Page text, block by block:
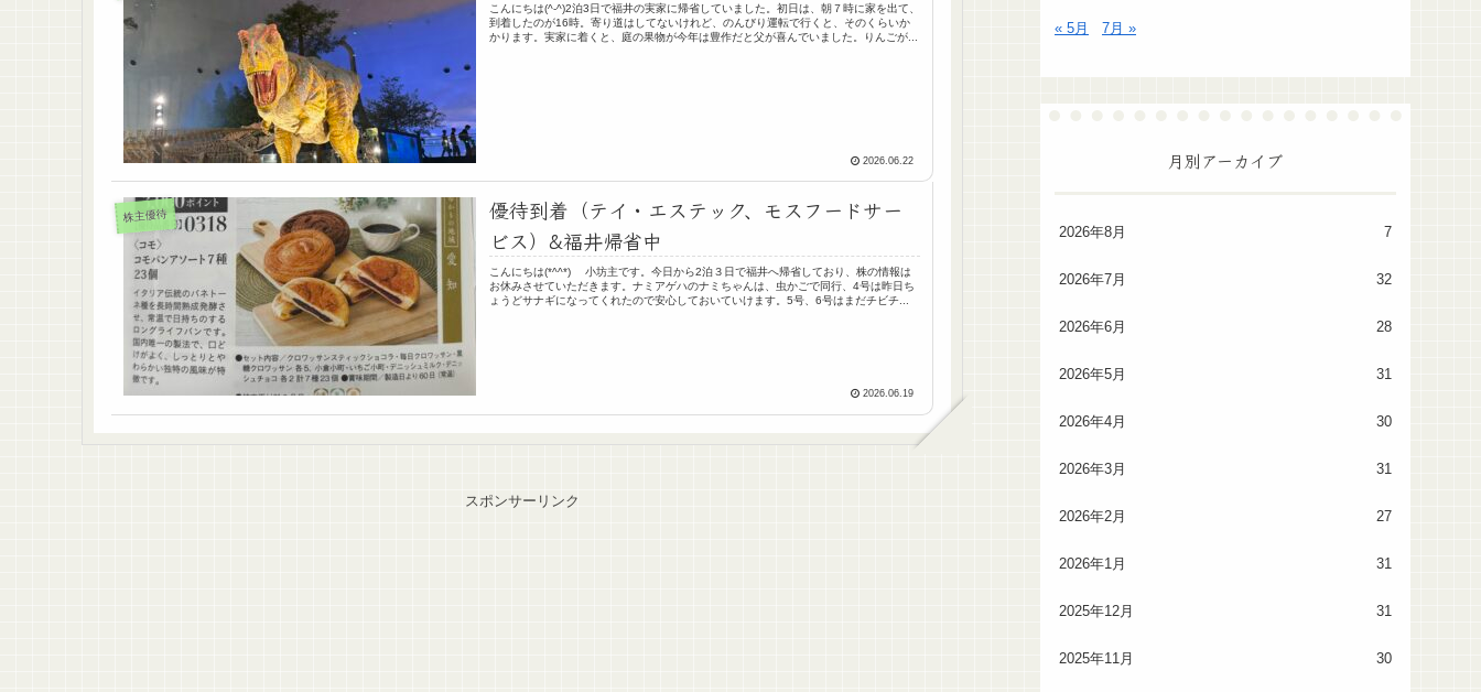
こんにちは(^-^)2泊3日で福井の実家に帰省していました。初日は、朝７時に家を出て、
到着したのが16時。寄り道はしてないけれど、のんびり運転で行くと、そのくらいか
かります。実家に着くと、庭の果物が今年は豊作だと父が喜んでいました。りんごが...
2026.06.22
株主優待
優待到着（テイ・エステック、モスフードサー
ビス）&福井帰省中
こんにちは(*^^*) 小坊主です。今日から2泊３日で福井へ帰省しており、株の情報は
お休みさせていただきます。ナミアゲハのナミちゃんは、虫かごで同行、4号は昨日ち
ょうどサナギになってくれたので安心しておいていけます。5号、6号はまだチビチ...
2026.06.19
スポンサーリンク
« 5月 7月 »
月別アーカイブ
2026年8月 7
2026年7月 32
2026年6月 28
2026年5月 31
2026年4月 30
2026年3月 31
2026年2月 27
2026年1月 31
2025年12月 31
2025年11月 30